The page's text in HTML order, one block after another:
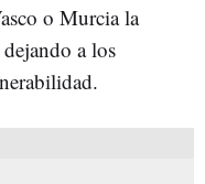
o Murcia la
a los